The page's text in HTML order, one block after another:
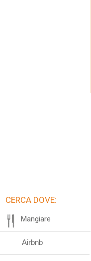
CERCA DOVE:
Mangiare
Airbnb